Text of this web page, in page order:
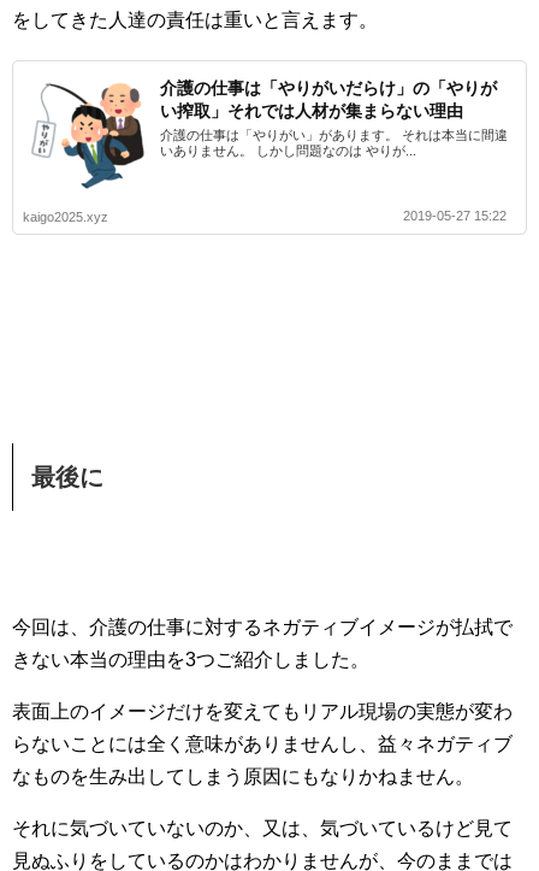
をしてきた人達の責任は重いと言えます。
介護の仕事は「やりがいだらけ」の「やりが
い搾取」それでは人材が集まらない理由
介護の仕事は「やりがい」があります。 それは本当に間違
いありません。 しかし問題なのは やりが...
kaigo2025.xyz 2019-05-27 15:22
最後に
今回は、介護の仕事に対するネガティブイメージが払拭で
きない本当の理由を3つご紹介しました。
表面上のイメージだけを変えてもリアル現場の実態が変わ
らないことには全く意味がありませんし、益々ネガティブ
なものを生み出してしまう原因にもなりかねません。
それに気づいていないのか、又は、気づいているけど見て
見ぬふりをしているのかはわかりませんが、今のままでは